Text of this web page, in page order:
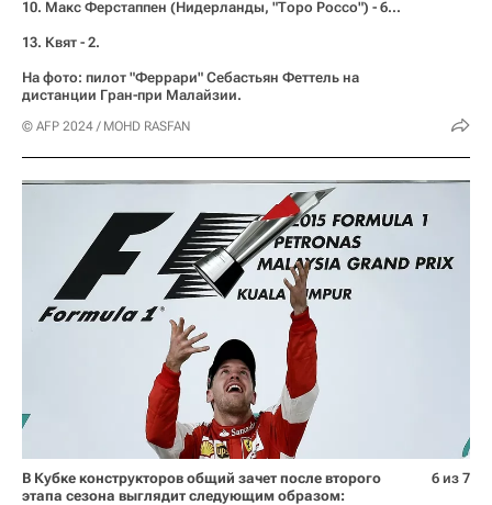
10. Макс Ферстаппен (Нидерланды, "Торо Россо") - 6...
13. Квят - 2.
На фото: пилот "Феррари" Себастьян Феттель на
дистанции Гран-при Малайзии.
© AFP 2024 / MOHD RASFAN
В Кубке конструкторов общий зачет после второго
этапа сезона выглядит следующим образом:
6 из 7